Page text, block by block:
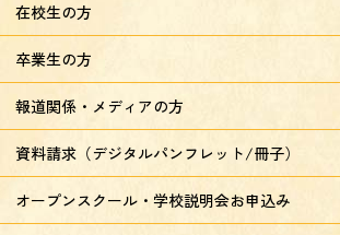
在校生の方
卒業生の方
報道関係・メディアの方
資料請求（デジタルパンフレット/冊子）
オープンスクール・学校説明会お申込み